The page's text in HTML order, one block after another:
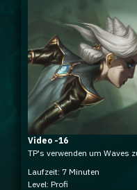
Video -16
TP's verwenden um Waves
Laufzeit: 7 Minuten
Level: Profi